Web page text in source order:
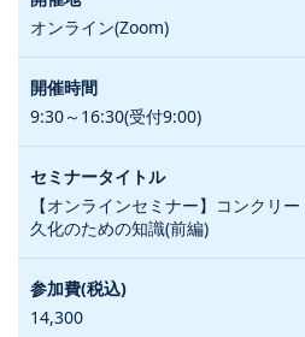
オンライン(Zoom)
9:30～16:30(受付9:00)
【オンラインセミナー】コンクリ
久化のための知識(前編)
14,300